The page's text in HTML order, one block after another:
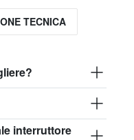
124,50 €
universale
124,50 €
TECNICA
interruttore